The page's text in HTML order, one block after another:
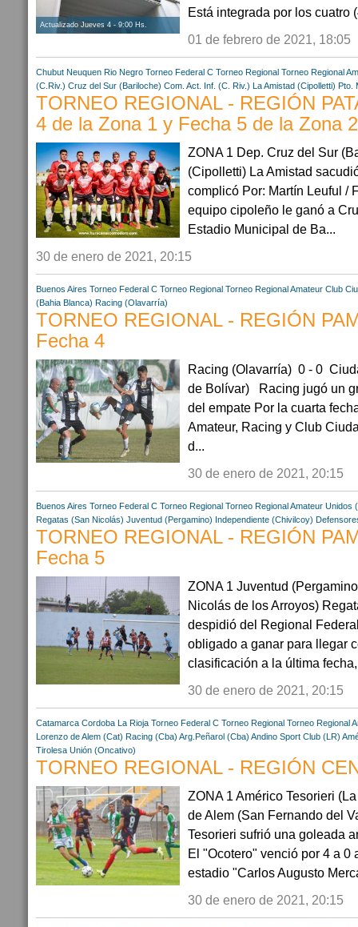
Actualizado Jueves 4 - 9:00 Hs.
Está integrada por los cuatro
01 de febrero de 2021, 18:05
Chubut Neuquen Rio Negro Torneo Federal C Torneo Regional Torneo Regional
(C.Riv.) Cruz del Sur (Bariloche) Com. Act. Inf. (C. Riv.) La Amistad (Cipolletti) Pto.
TORNEO REGIONAL - REGIÓN
4 de la Zona 1 y Fecha 5 de la Zona 2
ZONA 1 Dep. Cruz del Sur
(Cipolletti) La Amistad
complicó Por: Martín Leuful /
equipo cipoleño le ganó a
Estadio Municipal de Ba...
30 de enero de 2021, 20:15
Buenos Aires Torneo Federal C Torneo Regional Torneo Regional Amateur Club
(Bahia Blanca) Racing (Olavarría)
TORNEO REGIONAL - REGIÓN
Fecha 4
Racing (Olavarría) 0 - 0
de Bolívar) Racing jugó un
del empate Por la cuarta
Amateur, Racing y Club
d...
30 de enero de 2021, 20:15
Buenos Aires Torneo Federal C Torneo Regional Torneo Regional Amateur Unidos
Regatas (San Nicolás) Juventud (Pergamino) Independiente (Chivilcoy)
TORNEO REGIONAL - REGIÓN
Fecha 5
ZONA 1 Juventud
Nicolás de los Arroyos)
despidió del Regional
obligado a ganar para llegar
clasificación a la última
30 de enero de 2021, 20:15
Catamarca Cordoba La Rioja Torneo Federal C Torneo Regional Torneo Regional
Lorenzo de Alem (Cat) Racing (Cba) Arg.Peñarol (Cba) Andino Sport Club (LR)
Tirolesa Unión (Oncativo)
TORNEO REGIONAL - REGIÓN
ZONA 1 Américo Tesorieri
de Alem (San Fernando del
Tesorieri sufrió una goleada
El "Ocotero" venció por 4 a 0
estadio "Carlos Augusto
30 de enero de 2021, 20:15